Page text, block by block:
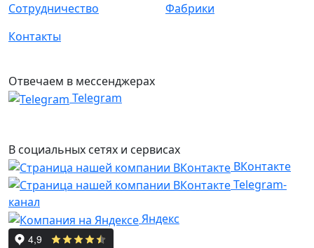
Сотрудничество
Контакты
Фабрики
Отвечаем в мессенджерах
Telegram
В социальных сетях и сервисах
ВКонтакте
Telegram-
канал
Яндекс